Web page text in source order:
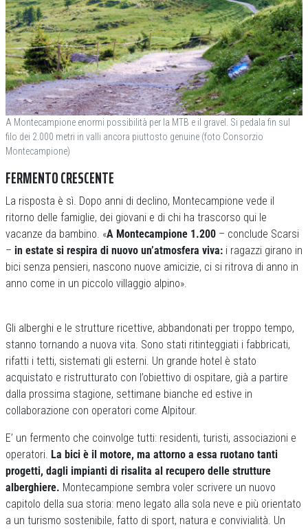
A Montecampione enormi possibilità per la MTB e il gravel. Si pedala fin sul
filo dei 2.000 metri in valli ancora piuttosto genuine (foto Consorzio
Montecampione)
FERMENTO CRESCENTE
La risposta è sì. Dopo anni di declino, Montecampione vede il
ritorno delle famiglie, dei giovani e di chi ha trascorso qui le
vacanze da bambino. «A Montecampione 1.200 – conclude Scarsi
– in estate si respira di nuovo un’atmosfera viva: i ragazzi girano in
bici senza pensieri, nascono nuove amicizie, ci si ritrova di anno in
anno come in un piccolo villaggio alpino».
Gli alberghi e le strutture ricettive, abbandonati per troppo tempo,
stanno tornando a nuova vita. Sono stati ritinteggiati i fabbricati,
rifatti i tetti, sistemati gli esterni. Un grande hotel è stato
acquistato e ristrutturato con l’obiettivo di ospitare, già a partire
dalla prossima stagione, settimane bianche ed estive in
collaborazione con operatori come Alpitour.
E’ un fermento che coinvolge tutti: residenti, turisti, associazioni e
operatori. La bici è il motore, ma attorno a essa ruotano tanti
progetti, dagli impianti di risalita al recupero delle strutture
alberghiere. Montecampione sembra voler scrivere un nuovo
capitolo della sua storia: meno legato alla sola neve e più orientato
a un turismo sostenibile, fatto di sport, natura e convivialità. Un